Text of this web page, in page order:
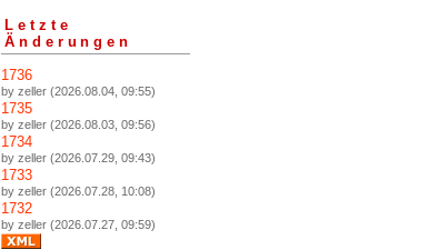
Letzte
Änderungen
1736
by zeller (2026.08.04, 09:55)
1735
by zeller (2026.08.03, 09:56)
1734
by zeller (2026.07.29, 09:43)
1733
by zeller (2026.07.28, 10:08)
1732
by zeller (2026.07.27, 09:59)